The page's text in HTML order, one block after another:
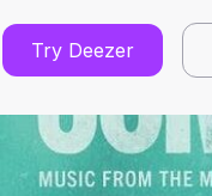
Try Deezer